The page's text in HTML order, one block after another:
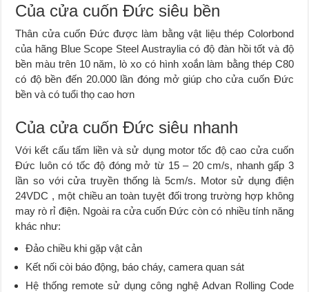
Của cửa cuốn Đức siêu bền
Thân cửa cuốn Đức được làm bằng vật liệu thép Colorbond
của hãng Blue Scope Steel Austraylia có độ đàn hồi tốt và độ
bền màu trên 10 năm, lò xo có hình xoắn làm bằng thép C80
có độ bền đến 20.000 lần đóng mở giúp cho cửa cuốn Đức
bền và có tuổi thọ cao hơn
Của cửa cuốn Đức siêu nhanh
Với kết cấu tấm liền và sử dụng motor tốc độ cao cửa cuốn
Đức luôn có tốc độ đóng mở từ 15 – 20 cm/s, nhanh gấp 3
lần so với cửa truyền thống là 5cm/s. Motor sử dụng điện
24VDC , một chiều an toàn tuyệt đối trong trường hợp không
may rò rỉ điện. Ngoài ra cửa cuốn Đức còn có nhiều tính năng
khác như:
Đảo chiều khi gặp vật cản
Kết nối còi báo động, báo cháy, camera quan sát
Hệ thống remote sử dụng công nghệ Advan Rolling Code